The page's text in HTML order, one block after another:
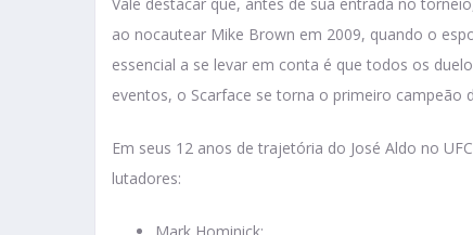
ao nocautear Mike Brown em 2009, quando o
essencial a se levar em conta é que todos os
eventos, o Scarface se torna o primeiro campeão
Em seus 12 anos de trajetória do José Aldo no
lutadores: